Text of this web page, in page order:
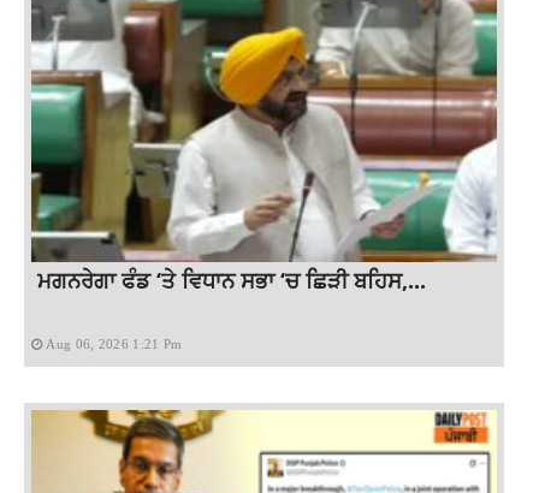
ਮਗਨਰੇਗਾ ਫੰਡ ‘ਤੇ ਵਿਧਾਨ ਸਭਾ ‘ਚ ਛਿੜੀ ਬਹਿਸ,...
Aug 06, 2026 1:21 Pm